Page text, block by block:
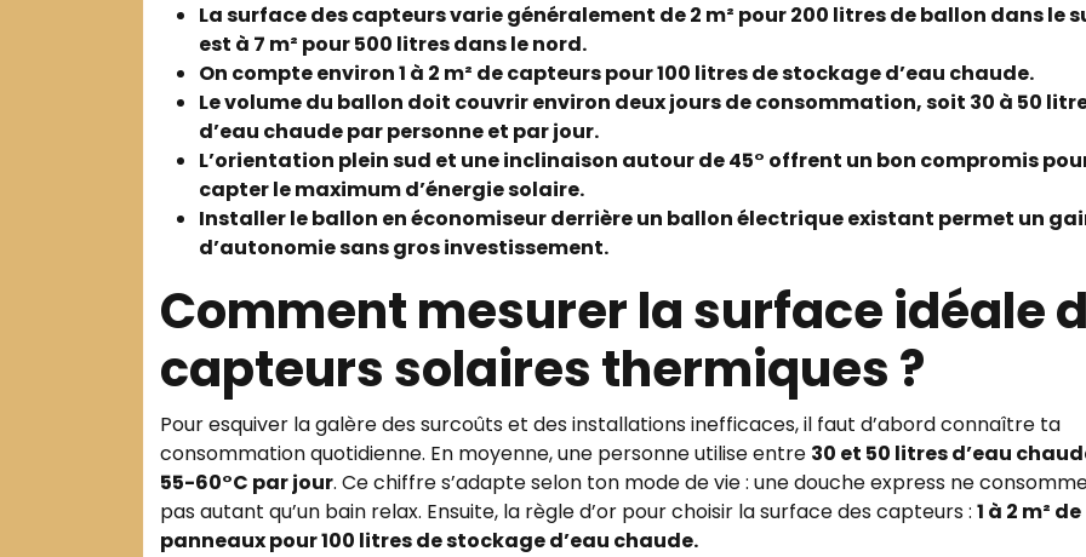
La surface des capteurs varie généralement de 2 m² pour 200 litres de ballon dans le
est à 7 m² pour 500 litres dans le nord.
On compte environ 1 à 2 m² de capteurs pour 100 litres de stockage d’eau chaude.
Le volume du ballon doit couvrir environ deux jours de consommation, soit 30 à 50
d’eau chaude par personne et par jour.
L’orientation plein sud et une inclinaison autour de 45° offrent un bon compromis
capter le maximum d’énergie solaire.
Installer le ballon en économiseur derrière un ballon électrique existant permet un
d’autonomie sans gros investissement.
Comment mesurer la surface idéale
capteurs solaires thermiques ?
Pour esquiver la galère des surcoûts et des installations inefficaces, il faut d’abord connaître ta
consommation quotidienne. En moyenne, une personne utilise entre 30 et 50 litres d’eau
55-60°C par jour. Ce chiffre s’adapte selon ton mode de vie : une douche express ne
pas autant qu’un bain relax. Ensuite, la règle d’or pour choisir la surface des capteurs : 1 à 2 m² de
panneaux pour 100 litres de stockage d’eau chaude.